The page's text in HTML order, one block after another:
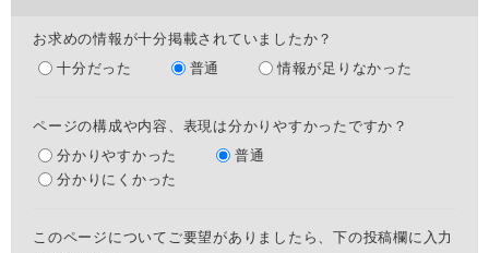
お求めの情報が十分掲載されていましたか？
十分だった
普通 情報が足りなかった
ページの構成や内容、表現は分かりやすかったですか？
分かりやすかった
普通
分かりにくかった
このページについてご要望がありましたら、下の投稿欄に入力